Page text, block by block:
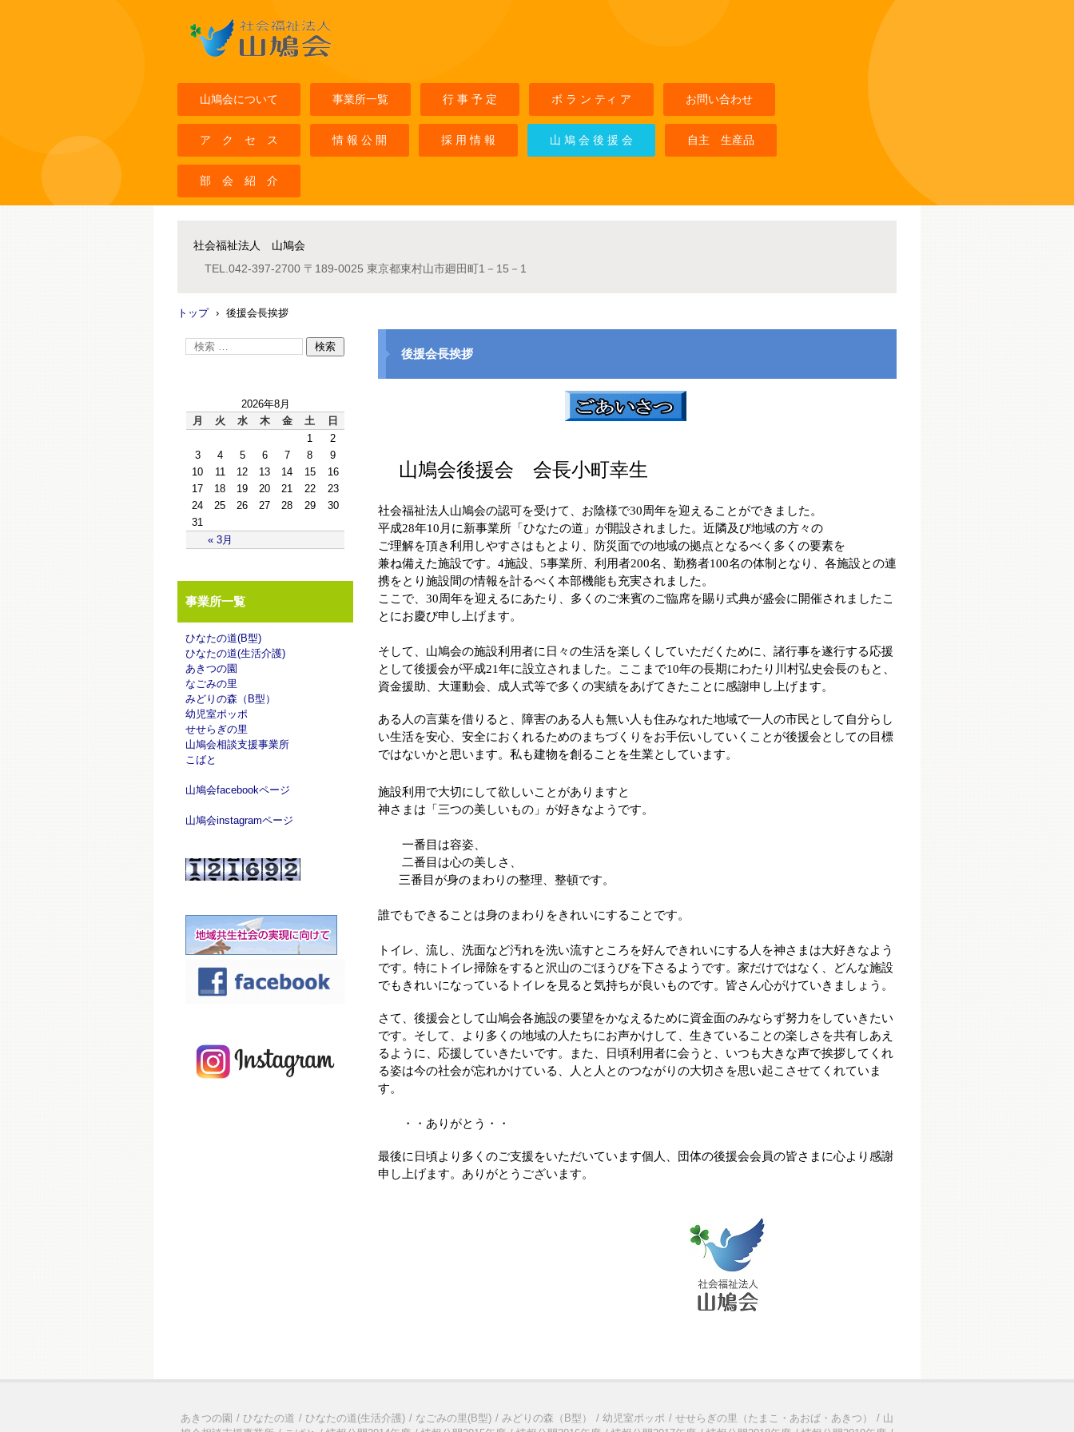
社会福祉法人 山鳩会
TEL. 042-397-2700 〒189-0025 東京都東村山市廻田町1－15－1
山鳩会について 事業所一覧 行 事 予 定 ボ ラ ン ティ ア お問い合わせ
ア ク セ ス 情 報 公 開 採 用 情 報 山 鳩 会 後 援 会 自主 生産品
部 会 紹 介
トップ › 後援会長挨拶
後援会長挨拶
山鳩会後援会 会長小町幸生
社会福祉法人山鳩会の認可を受けて、お陰様で30周年を迎えることができました。
平成28年10 月に新事業所「ひなたの道」が開設されました。近隣及び地域の方々の
ご理解を頂き利用しやすさはもとより、防災面での地域の拠点となるべく多くの要素を
兼ね備えた施設です。 4施設、 5事業所、利用者200名、勤務者100名の体制となり、 各施設との連
携をとり施設間の情報を計るべく本部機能も充実されました。
ここで、 30周年を迎えるにあたり、多くのご来賓のご臨席を賜り式典が盛会に開催されましたこ
とにお慶び申し上げます。
そして、山鳩会の施設利用者に日々の生活を楽しくしていただくために、諸行事を遂行する応援
として後援会が平成21年に設立されました。ここまで10年の長期にわたり 川村弘史会長のもと、
資金援助、大運動会、成人式等で多くの実績をあげてきたことに感謝申し上げます。
ある人の言葉を借りると、障害のある人も無い人も住みなれた地域で一人の市民として自分らし
い生活を安心、安全におくれるためのまちづくりをお手伝いしていくことが後援会としての目標
ではないかと思います。私も建物を創ることを生業としています。
施設利用で大切にして欲しいことがありますと
神さまは「三つの美しいもの」が好きなようです。
一番目は容姿、
二番目は心の美しさ、
三番目が身のまわりの整理、整頓です。
誰でもできることは身のまわりをきれいにする ことです。
トイレ、流し、洗面など汚れを洗い流すところを好んできれいにする人を神さまは大好きなよう
です。特にトイレ掃除をすると沢山のごほうびを下さるようです。家だけではなく、どんな施設
でもきれいになっているトイレを見ると気持ちが良いものです。皆さん心がけていきましょう。
さて、後援会として山鳩会各施設の要望をかなえるために資金面のみならず努力をしていきたい
です。そして、より多くの地域の人たちにお声かけして、生きていることの楽しさを共有しあえ
るように、応援していきたいです。また、日頃利用者に会うと、いつも大きな声で挨拶してくれ
る姿は今の社会が忘れかけている、人と人とのつながりの大切さを思い起こさせてくれていま
す。
・・ありがとう・・
最後に日頃より多くのご支援をいただいています個人、団体の後援会会員の皆さまに心より感謝
申し上げます。ありがとうございます。
2026年8月
月
火 水 木 金 土 日
« 3月
1
2
3
4 5 6 7 8
9
10
11 12 13 14 15
16
17
18 19 20 21 22
23
24
25 26 27 28 29
30
31
事業所一覧
ひなたの道(B型)
ひなたの道(生活介護)
あきつの園
なごみの里
みどりの森（B型）
幼児室ポッポ
せせらぎの里
山鳩会相談支援事業所
こばと
山鳩会facebookページ
山鳩会instagramページ
あきつの園 ひなたの道 ひなたの道(生活介護) なごみの里(B型) みどりの森（B型） 幼児室ポッポ せせらぎの里（たまこ・あおば・あきつ）
山